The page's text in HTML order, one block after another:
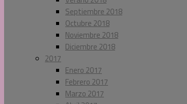
Septiembre 2018
Octubre 2018
Noviembre 2018
Diciembre 2018
2017
Enero 2017
Febrero 2017
Marzo 2017